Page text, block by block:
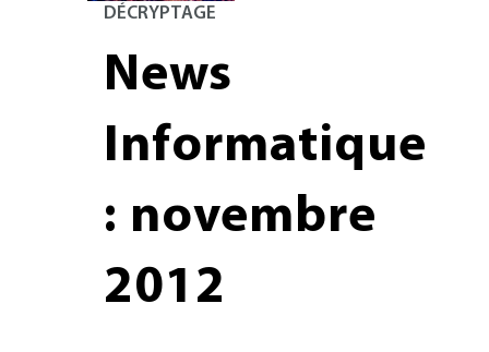
DÉCRYPTAGE
News
Informatique
: novembre
2012